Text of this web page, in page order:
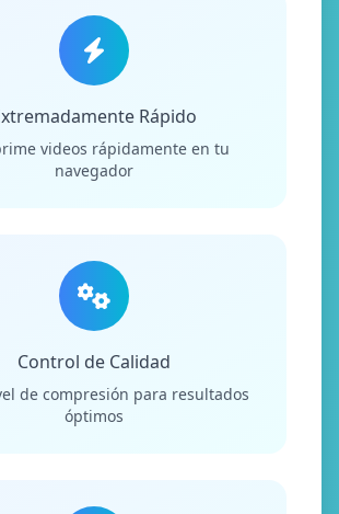
Rápido
videos rápidamente en tu
navegador
Control de Calidad
de compresión para resultados
óptimos